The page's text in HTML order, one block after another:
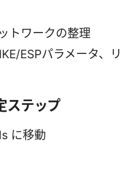
トワークの整理
ESPパラメータ、リ
ステップ
に移動